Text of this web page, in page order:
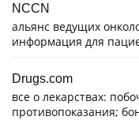
NCCN
альянс ведущих
информация для
Drugs.com
все о лекарствах:
противопоказания;